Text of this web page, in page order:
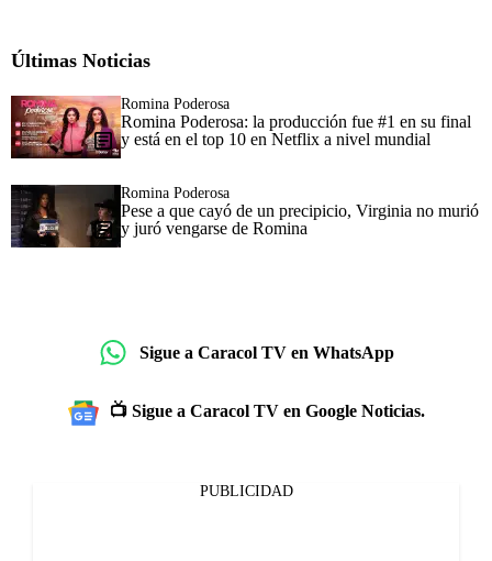
Últimas Noticias
Romina Poderosa
Romina Poderosa: la producción fue #1 en su final
y está en el top 10 en Netflix a nivel mundial
Romina Poderosa
Pese a que cayó de un precipicio, Virginia no murió
y juró vengarse de Romina
Sigue a Caracol TV en WhatsApp
📺 Sigue a Caracol TV en Google Noticias.
PUBLICIDAD